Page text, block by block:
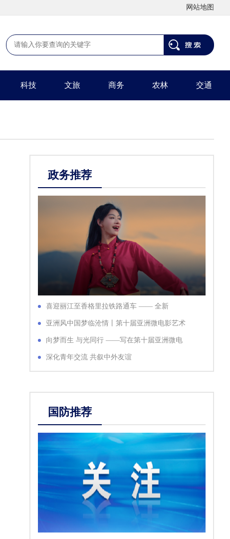
网站地图
科技 文旅 商务 农林 交通
政务推荐
喜迎丽江至香格里拉铁路通车 —— 全新
MV《七彩天路》献礼铁路英雄
亚洲风中国梦临沧情丨第十届亚洲微电影艺术
节开幕
向梦而生 与光同行 ——写在第十届亚洲微电
影艺术节开幕之际
深化青年交流 共叙中外友谊
国防推荐